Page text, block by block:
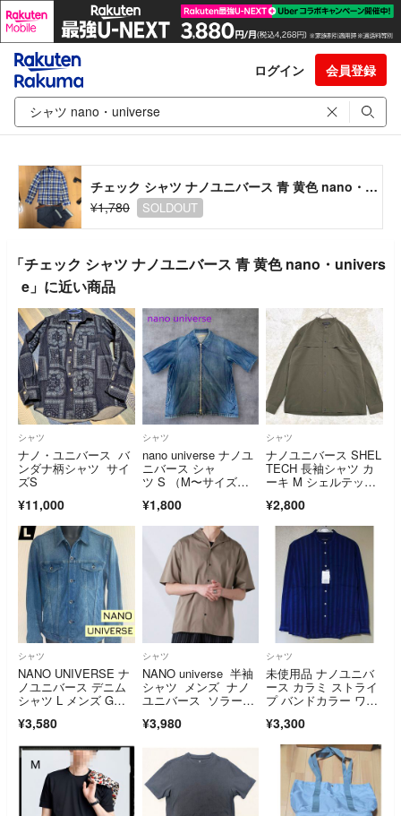
ログイン 会員登録
チェック シャツ ナノユニバース 青 黄色 nano・universe
¥1,780
SOLDOUT
「チェック シャツ ナノユニバース 青 黄色 nano・univers
e」に近い商品
シャツ
ナノ・ユニバース バ
ンダナ柄シャツ サイ
ズS
¥11,000
シャツ
nano universe ナノユ
ニバース シャ
ツ S （M〜サイズ相
¥1,800
シャツ
ナノユニバース SHEL
TECH 長袖シャツ カ
ーキ M シェルテッ
¥2,800
シャツ
NANO UNIVERSE ナ
ノユニバース デニム
シャツ L メンズ Gジ
¥3,580
シャツ
NANO universe 半袖
シャツ メンズ ナノ
ユニバース ソラーロ
ドカラーシャツ
¥3,980
シャツ
未使用品 ナノユニバ
ース カラミ ストライ
プ バンドカラー ワイ
verse
¥3,300